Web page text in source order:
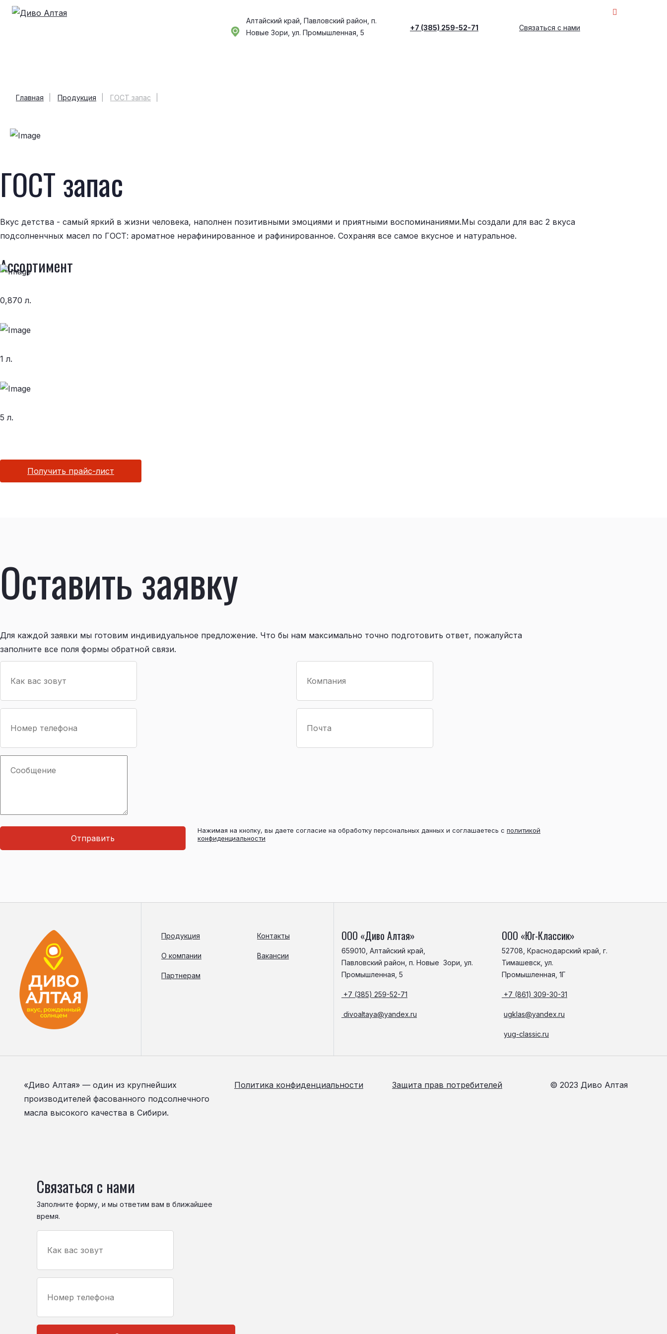
Алтайский край, Павловский район, п.
Новые Зори, ул. Промышленная, 5
+7 (385) 259-52-71 Связаться с нами
Главная Продукция ГОСТ запас
ГОСТ запас
Вкус детства - самый яркий в жизни человека, наполнен позитивными эмоциями и приятными воспоминаниями.Мы создали для вас 2 вкуса
подсолненчных масел по ГОСТ: ароматное нерафинированное и рафинированное. Сохраняя все самое вкусное и натуральное.
Ассортимент
0,870 л.
1 л.
5 л.
Получить прайс-лист
Оставить заявку
Для каждой заявки мы готовим индивидуальное предложение. Что бы нам максимально точно подготовить ответ, пожалуйста
заполните все поля формы обратной связи.
Отправить
Нажимая на кнопку, вы даете согласие на обработку персональных данных и соглашаетесь с политикой
конфиденциальности
Продукция
О компании
Партнерам
Контакты
Вакансии
ООО «Диво Алтая»
659010, Алтайский край,
Павловский район, п. Новые Зори, ул.
Промышленная, 5
+7 (385) 259-52-71
divoaltaya@yandex.ru
ООО «Юг-Классик»
52708, Краснодарский край, г.
Тимашевск, ул.
Промышленная, 1Г
+7 (861) 309-30-31
ugklas@yandex.ru
yug-classic.ru
«Диво Алтая» — один из крупнейших
производителей фасованного подсолнечного
масла высокого качества в Сибири.
Политика конфиденциальности Защита прав потребителей © 2023 Диво Алтая
Связаться с нами
Заполните форму, и мы ответим вам в ближайшее
время.